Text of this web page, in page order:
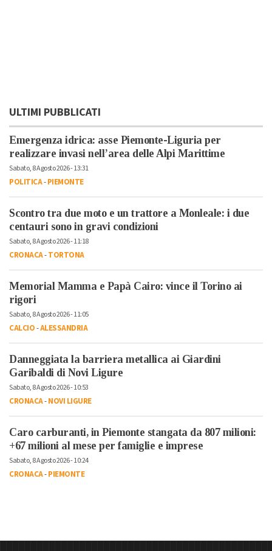
ULTIMI PUBBLICATI
Emergenza idrica: asse Piemonte-Liguria per
realizzare invasi nell’area delle Alpi Marittime
Sabato, 8 Agosto 2026 - 13:31
POLITICA-PIEMONTE
Scontro tra due moto e un trattore a Monleale: i due
centauri sono in gravi condizioni
Sabato, 8 Agosto 2026 - 11:18
CRONACA-TORTONA
Memorial Mamma e Papà Cairo: vince il Torino ai
rigori
Sabato, 8 Agosto 2026 - 11:05
CALCIO-ALESSANDRIA
Danneggiata la barriera metallica ai Giardini
Garibaldi di Novi Ligure
Sabato, 8 Agosto 2026 - 10:53
CRONACA-NOVI LIGURE
Caro carburanti, in Piemonte stangata da 807 milioni:
+67 milioni al mese per famiglie e imprese
Sabato, 8 Agosto 2026 - 10:24
CRONACA-PIEMONTE